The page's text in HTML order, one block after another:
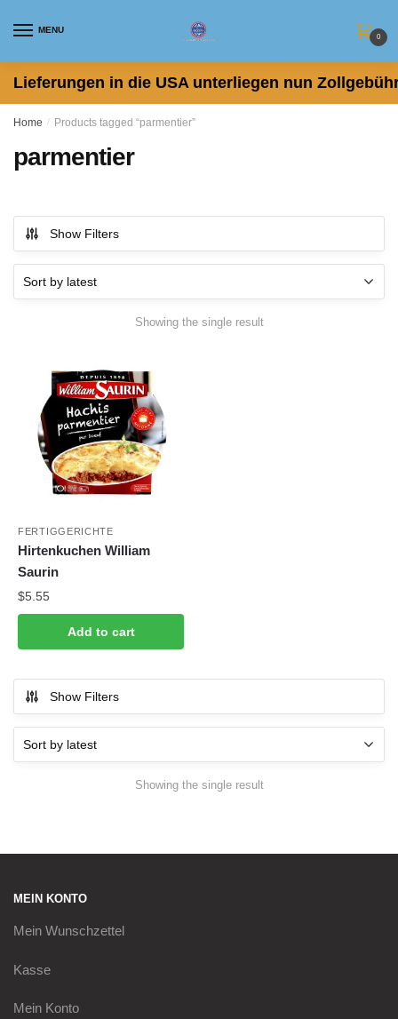
MENU
0
Lieferungen in die USA unterliegen nun
Home / Products tagged “parmentier”
parmentier
Show Filters
Showing the single result
FERTIGGERICHTE
Hirtenkuchen William
Saurin
$5.55
Add to cart
Show Filters
Showing the single result
MEIN KONTO
Mein Wunschzettel
Kasse
Mein Konto